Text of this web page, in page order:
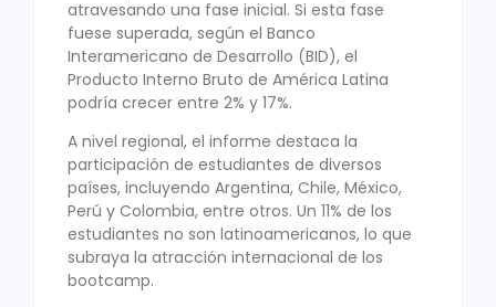
atravesando una fase inicial. Si esta fase
fuese superada, según el Banco
Interamericano de Desarrollo (BID), el
Producto Interno Bruto de América Latina
podría crecer entre 2% y 17%.
A nivel regional, el informe destaca la
participación de estudiantes de diversos
países, incluyendo Argentina, Chile, México,
Perú y Colombia, entre otros. Un 11% de los
estudiantes no son latinoamericanos, lo que
subraya la atracción internacional de los
bootcamp.